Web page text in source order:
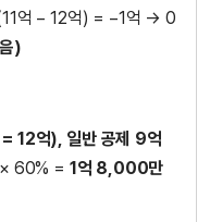
억 − 12억) = −1억 → 0
)
12억), 일반 공제 9억
60% = 1억 8,000만